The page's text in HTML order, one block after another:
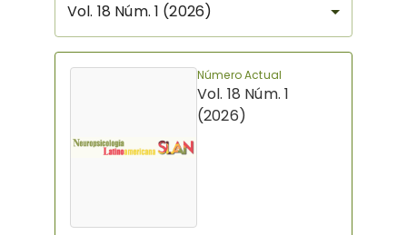
Vol. 18 Núm. 1 (2026)
Número Actual
Vol. 18 Núm. 1
(2026)